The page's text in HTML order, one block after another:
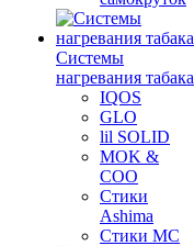
Системы
нагревания табака
IQOS
GLO
lil SOLID
MOK &
COO
Стики
Ashima
Стики MC